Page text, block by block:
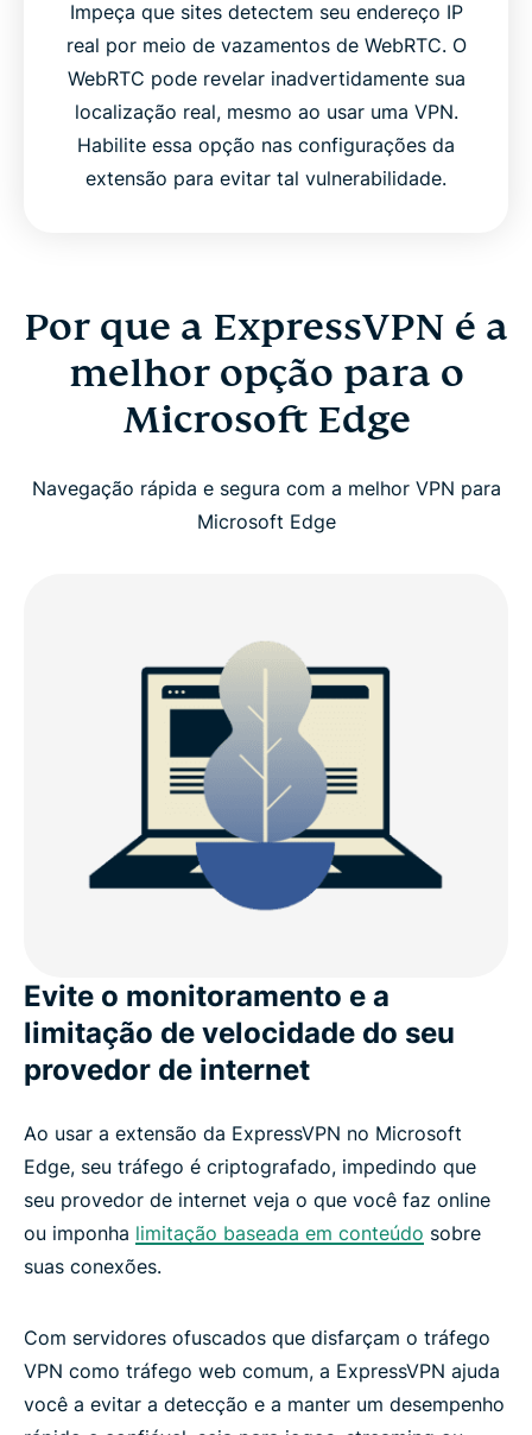
Impeça que sites detectem seu endereço IP
real por meio de vazamentos de WebRTC. O
WebRTC pode revelar inadvertidamente sua
localização real, mesmo ao usar uma VPN.
Habilite essa opção nas configurações da
extensão para evitar tal vulnerabilidade.
Por que a ExpressVPN é a
melhor opção para o
Microsoft Edge
Navegação rápida e segura com a melhor VPN para
Microsoft Edge
Evite o monitoramento e a
limitação de velocidade do seu
provedor de internet
Ao usar a extensão da ExpressVPN no Microsoft
Edge, seu tráfego é criptografado, impedindo que
seu provedor de internet veja o que você faz online
ou imponha limitação baseada em conteúdo sobre
suas conexões.
Com servidores ofuscados que disfarçam o tráfego
VPN como tráfego web comum, a ExpressVPN ajuda
você a evitar a detecção e a manter um desempenho